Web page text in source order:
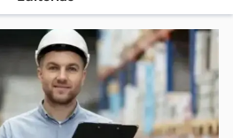
Sebrae
de
Notícias
chave